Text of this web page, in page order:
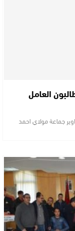
العامل
جماعة مولاي احمد